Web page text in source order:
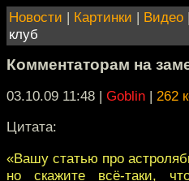
Новости | Картинки | Видео |
клуб
Комментаторам на
03.10.09 11:48 | Goblin | 262
Цитата:
«Вашу статью про
но скажите всё-таки,